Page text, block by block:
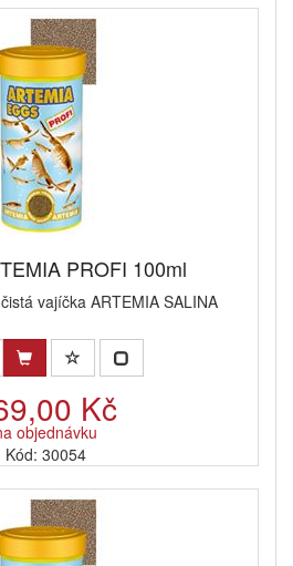
PROFI 100ml
vajíčka ARTEMIA SALINA
Kč
objednávku
Kód: 30054